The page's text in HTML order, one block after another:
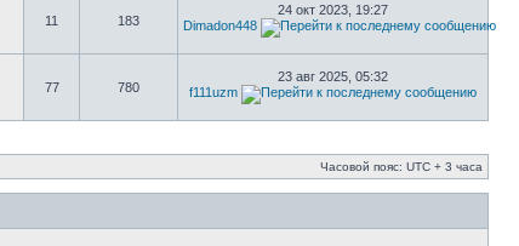
11 183
24 окт 2023, 19:27
Dimadon448
77 780
23 авг 2025, 05:32
f111uzm
Часовой пояс: UTC + 3 часа